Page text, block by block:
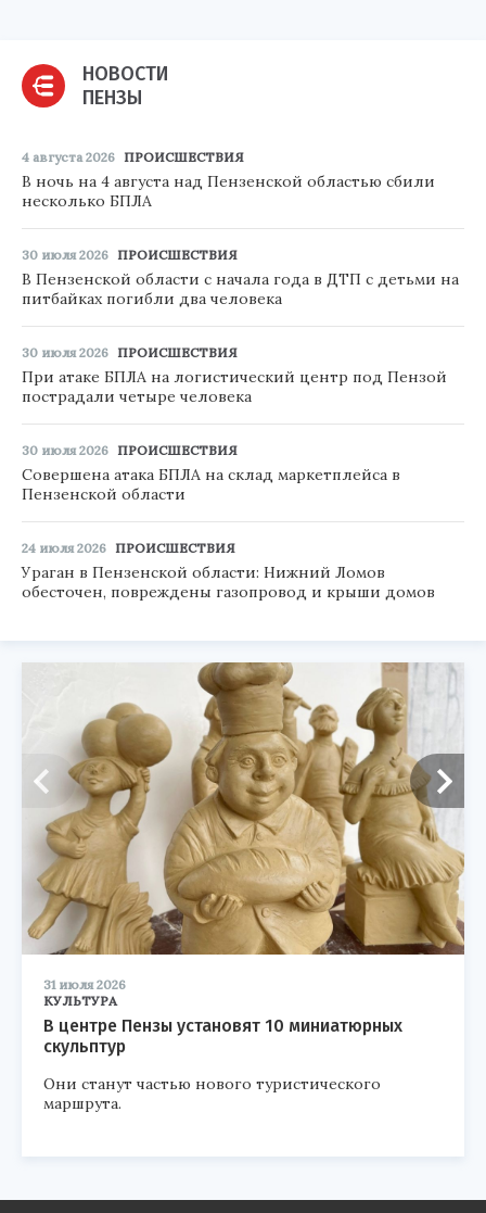
НОВОСТИ
ПЕНЗЫ
4 августа 2026 ПРОИСШЕСТВИЯ
В ночь на 4 августа над Пензенской областью сбили
несколько БПЛА
30 июля 2026 ПРОИСШЕСТВИЯ
В Пензенской области с начала года в ДТП с детьми на
питбайках погибли два человека
30 июля 2026 ПРОИСШЕСТВИЯ
При атаке БПЛА на логистический центр под Пензой
пострадали четыре человека
30 июля 2026 ПРОИСШЕСТВИЯ
Совершена атака БПЛА на склад маркетплейса в
Пензенской области
24 июля 2026 ПРОИСШЕСТВИЯ
Ураган в Пензенской области: Нижний Ломов
обесточен, повреждены газопровод и крыши домов
31 июля 2026
КУЛЬТУРА
В центре Пензы установят 10 миниатюрных
скульптур
Они станут частью нового туристического
маршрута.